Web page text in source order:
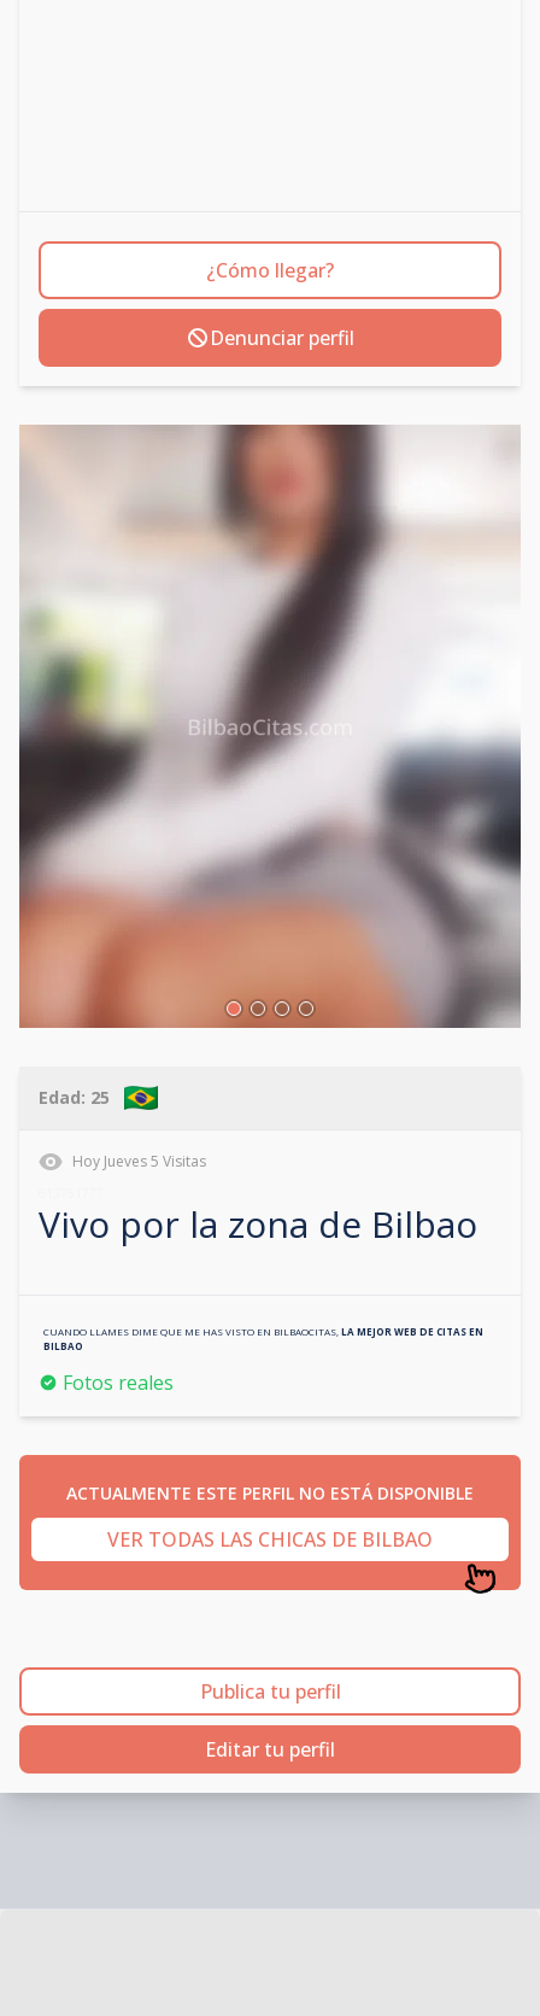
¿Cómo llegar?
Denunciar perfil
Edad: 25
Hoy Jueves5 Visitas
Vivo por la zona de Bilbao
CUANDO LLAMES DIME QUE ME HAS VISTO EN BILBAOCITAS,LA MEJOR WEB DE CITAS EN
BILBAO
Fotos reales
ACTUALMENTE ESTE PERFIL NO ESTÁ DISPONIBLE
VER TODAS LAS CHICAS DE BILBAO
Publica tu perfil
Editar tu perfil